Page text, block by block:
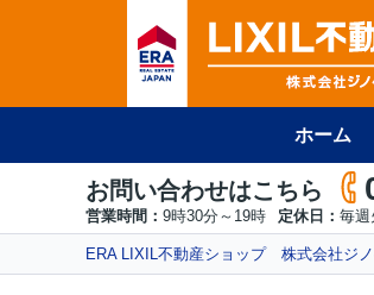
ホーム
お問い合わせはこちら
営業時間： 9時30分～19時 定休日： 毎週
ERA LIXIL不動産ショップ 株式会社ジ